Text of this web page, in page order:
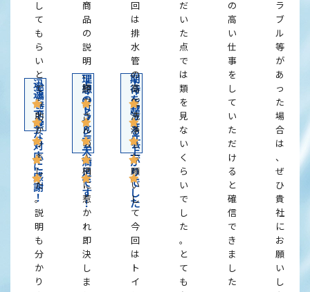
給
湯
器
交
換
迅
速
・
丁
寧
な
対
応
に
感
謝
！
し
て
も
ら
い
と
て
も
助
か
り
ま
し
た
。
説
明
も
分
か
り
ト
イ
レ
リ
フ
ォ
ー
ム
理
想
の
ト
イ
レ
で
大
満
足
で
す
！
商
品
の
説
明
、
勝
又
さ
ん
の
人
柄
に
惹
か
れ
即
決
し
ま
ト
イ
レ
リ
フ
ォ
ー
ム
期
待
を
超
え
る
仕
上
が
り
で
し
た
回
は
排
水
管
の
高
圧
洗
浄
を
お
願
い
し
て
今
回
は
ト
イ
だ
い
た
点
で
は
類
を
見
な
い
く
ら
い
で
し
た
。
と
て
も
の
高
い
仕
事
を
し
て
い
た
だ
け
る
と
確
信
で
き
ま
し
た
ラ
ブ
ル
等
が
あ
っ
た
場
合
は
、
ぜ
ひ
貴
社
に
お
願
い
し